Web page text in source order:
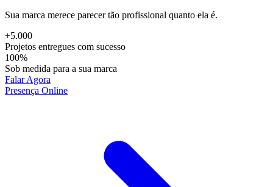
Sua marca merece parecer tão profissional quanto ela é.
+5.000
Projetos entregues com sucesso
100%
Sob medida para a sua marca
Falar Agora
Presença Online